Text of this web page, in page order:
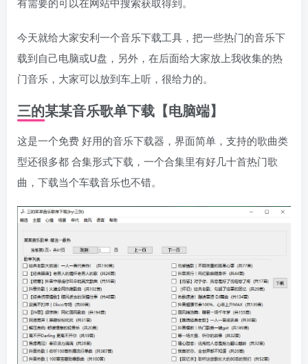
今天就给大家安利一个音乐下载工具，把一些热门的音乐下
载到自己电脑或U盘，另外，在后面给大家放上我收集的热
门音乐，大家可以放到车上听，很给力的。
三的某某音乐歌单下载 【电脑端】
这是一个免费 好用的音乐下载器，界面简单，支持的歌曲类
型还很多都 合集形式下载，一个合集里有好几十首热门歌
曲，下载当个车载音乐也不错。